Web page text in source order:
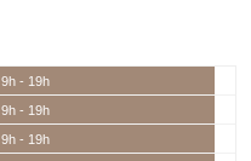
9h - 19h
9h - 19h
9h - 19h